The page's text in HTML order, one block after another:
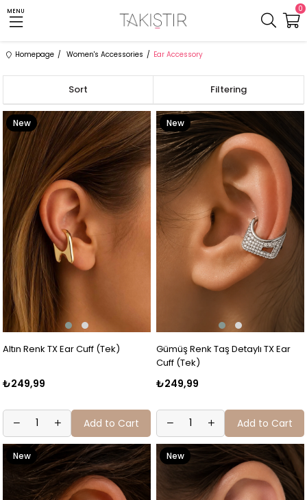
MENU 0
Homepage Women's Accessories Ear Accessory
Filtering
Sort
Altın Renk TX Ear Cuff (Tek)
₺249,99
New
Item
Add to Cart
Gümüş Renk Taş Detaylı TX Ear
Cuff (Tek)
₺249,99
New
Item
Add to Cart
New
Item
New
Item